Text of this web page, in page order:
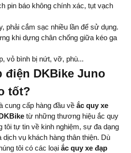
pin báo không chính xác, tụt vạch
phải cắm sạc nhiều lần để sử dụng.
khi dựng chân chống giữa kéo ga
vỏ bình bị nứt, vỡ, phù...
điện DKBike Juno
tốt?
cung cấp hàng đầu về ắc quy xe
từ những thương hiệu ắc quy
tôi tự tin về kinh nghiệm, sự đa dạng
vụ khách hàng thân thiện. Dù
tôi có các loại ắc quy xe đạp